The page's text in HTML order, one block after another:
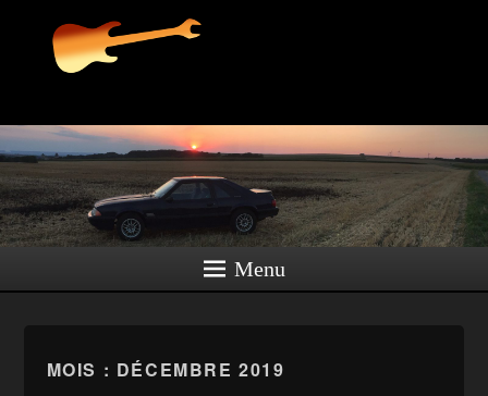
Menu
MOIS : DÉCEMBRE 2019